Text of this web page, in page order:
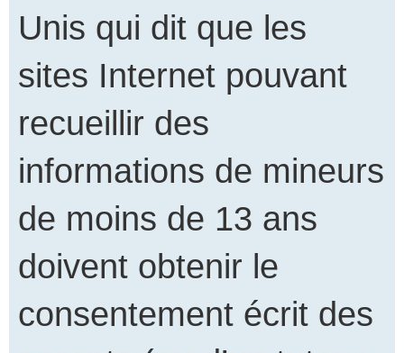
Unis qui dit que les
sites Internet pouvant
recueillir des
informations de mineurs
de moins de 13 ans
doivent obtenir le
consentement écrit des